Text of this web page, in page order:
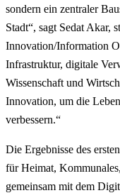
sondern ein zentraler
Stadt“, sagt Sedat Akar,
Innovation/Information
Infrastruktur, digitale
Wissenschaft und
Innovation, um die
verbessern.“
Die Ergebnisse des
für Heimat,
gemeinsam mit dem